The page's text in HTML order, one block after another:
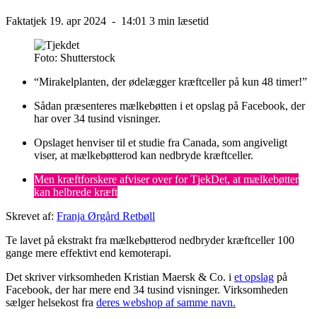
Faktatjek 19. apr 2024 - 14:01 3 min læsetid
Foto: Shutterstock
“Mirakelplanten, der ødelægger kræftceller på kun 48 timer!”
Sådan præsenteres mælkebøtten i et opslag på Facebook, der
har over 34 tusind visninger.
Opslaget henviser til et studie fra Canada, som angiveligt
viser, at mælkebøtterod kan nedbryde kræftceller.
Men kræftforskere afviser over for TjekDet, at mælkebøtter
kan helbrede kræft
Skrevet af: Franja Ørgård Retbøll
Te lavet på ekstrakt fra mælkebøtterod nedbryder kræftceller 100
gange mere effektivt end kemoterapi.
Det skriver virksomheden Kristian Maersk & Co. i et opslag på
Facebook, der har mere end 34 tusind visninger. Virksomheden
sælger helsekost fra deres webshop af samme navn.